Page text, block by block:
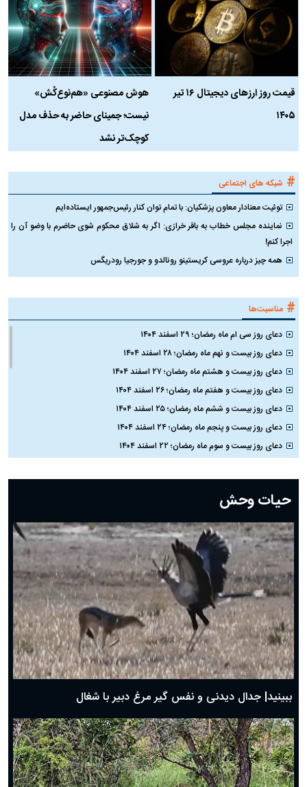
قیمت روز ارز‌های دیجیتال ۱۶ تیر
۱۴۰۵
هوش مصنوعی «هم‌نوع‌کُش»
نیست؛ جمینای حاضر به حذف مدل
کوچک‌تر نشد
# شبکه های اجتماعی
توئیت معنادار معاون پزشکیان: با تمام توان کنار رئیس‌جمهور ایستاده‌ایم
نماینده مجلس خطاب به باقر خرازی: اگر به شلاق محکوم شوی حاضرم با وضو آن را
اجرا کنم!
همه چیز درباره عروسی کریستینو رونالدو و جورجیا رودریگس
# مناسبت‌ها
دعای روز سی ام ماه رمضان؛ ۲۹ اسفند ۱۴۰۴
دعای روز بیست و نهم ماه رمضان؛ ۲۸ اسفند ۱۴۰۴
دعای روز بیست و هشتم ماه رمضان؛ ۲۷ اسفند ۱۴۰۴
دعای روز بیست و هفتم ماه رمضان؛ ۲۶ اسفند ۱۴۰۴
دعای روز بیست و ششم ماه رمضان؛ ۲۵ اسفند ۱۴۰۴
دعای روز بیست و پنجم ماه رمضان؛ ۲۴ اسفند ۱۴۰۴
دعای روز بیست و سوم ماه رمضان؛ ۲۲ اسفند ۱۴۰۴
دعای روز بیستم ماه رمضان؛ ۱۹ اسفند ۱۴۰۴
دعای روز هشتم ماه مبارک رمضان؛ ۷ اسفند ماه ۱۴۰۴
دعای روز هفتم ماه رمضان؛ ۶ اسفند ۱۴۰۴
دعای روز ششم ماه رمضان؛ ۵ اسفند ۱۴۰۴
دعای روز پنجم ماه رمضان؛ ۴ اسفند ۱۴۰۴
دعای روز چهارم ماه مبارک رمضان؛ ۳ اسفند ۱۴۰۴
دعای روز سوم ماه مبارک رمضان؛ ۱۴ اسفند ۱۴۰۴
دعای روز دوم ماه مبارک رمضان ۱ اسفند ماه ۱۴۰۴
دعای روز اول ماه مبارک رمضان، ۳۰ بهمن ۱۴۰۴
حضرت زینب(س) چگونه از دنیا رفت؟
بهترین پیامک تبریک روز پدر ۱۴۰۴؛ جملات زیبا و صمیمانه
حیات وحش
ببینید| جدال دیدنی و نفس گیر مرغ دبیر با شغال